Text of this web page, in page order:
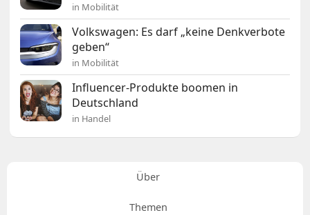
in Mobilität
Volkswagen: Es darf „keine Denkverbote
geben“
in Mobilität
Influencer-Produkte boomen in
Deutschland
in Handel
Über
Themen